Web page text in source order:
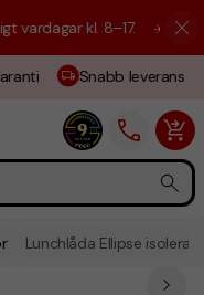
kl. 8–17. ☀️ Vi är
Snabb leverans
Lunchlåda Ellipse isolerad